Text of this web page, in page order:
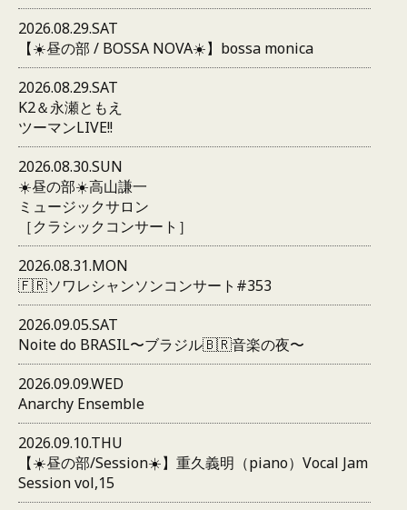
2026.08.29.SAT
【☀️昼の部 / BOSSA NOVA☀️】bossa monica
2026.08.29.SAT
K2＆永瀬ともえ
ツーマンLIVE!!
2026.08.30.SUN
☀️昼の部☀️高山謙一
ミュージックサロン
［クラシックコンサート］
2026.08.31.MON
🇫🇷ソワレシャンソンコンサート#353
2026.09.05.SAT
Noite do BRASIL〜ブラジル🇧🇷音楽の夜〜
2026.09.09.WED
Anarchy Ensemble
2026.09.10.THU
【☀️昼の部/Session☀️】重久義明（piano）Vocal Jam
Session vol,15